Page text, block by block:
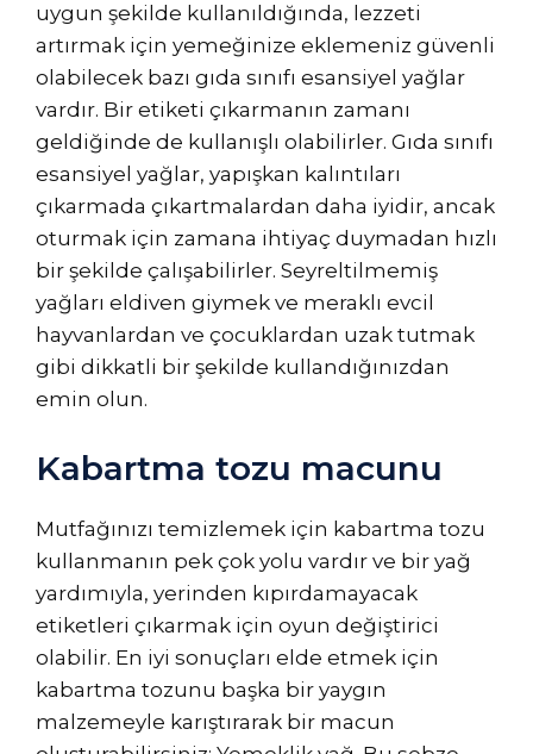
uygun şekilde kullanıldığında, lezzeti
artırmak için yemeğinize eklemeniz güvenli
olabilecek bazı gıda sınıfı esansiyel yağlar
vardır. Bir etiketi çıkarmanın zamanı
geldiğinde de kullanışlı olabilirler. Gıda sınıfı
esansiyel yağlar, yapışkan kalıntıları
çıkarmada çıkartmalardan daha iyidir, ancak
oturmak için zamana ihtiyaç duymadan hızlı
bir şekilde çalışabilirler. Seyreltilmemiş
yağları eldiven giymek ve meraklı evcil
hayvanlardan ve çocuklardan uzak tutmak
gibi dikkatli bir şekilde kullandığınızdan
emin olun.
Kabartma tozu macunu
Mutfağınızı temizlemek için kabartma tozu
kullanmanın pek çok yolu vardır ve bir yağ
yardımıyla, yerinden kıpırdamayacak
etiketleri çıkarmak için oyun değiştirici
olabilir. En iyi sonuçları elde etmek için
kabartma tozunu başka bir yaygın
malzemeyle karıştırarak bir macun